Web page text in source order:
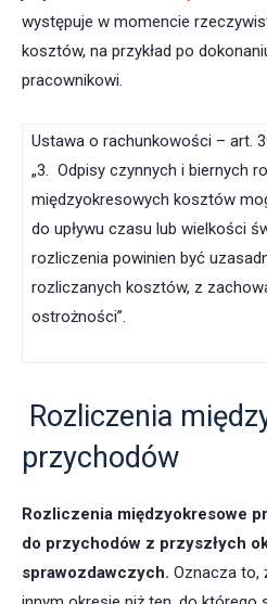
występuje w momencie
kosztów, na przykład po
pracownikowi.
Ustawa o rachunkowości – art.
„3. Odpisy czynnych i biernych
międzyokresowych kosztów
do upływu czasu lub wielkości
rozliczenia powinien być
rozliczanych kosztów, z
ostrożności”.
Rozliczenia
przychodów
Rozliczenia międzyokresowe
do przychodów z przyszłych
sprawozdawczych. Oznacza to,